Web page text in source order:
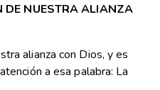
DE NUESTRA ALIANZA
alianza con Dios, y es
a esa palabra: La